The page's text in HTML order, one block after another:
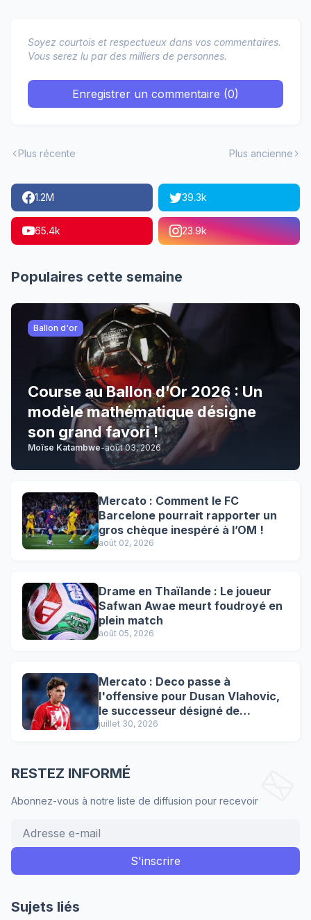
Soyez courtois et respectueux dans vos commentaires.
Vous serez lu par des milliers de personnes.
Enregistrer un commentaire (0)
Plus récente Plus ancienne
1.2M 39.3k
65.4k 23.9k
Populaires cette semaine
Ballon d'or
Course au Ballon d’Or 2026 : Un
modèle mathématique désigne
son grand favori !
Moïse Katambwe-août 03, 2026
Mercato : Comment le FC
Barcelone pourrait rapporter un
gros chèque inespéré à l’OM !
août 02, 2026
Drame en Thaïlande : Le joueur
Safwan Awae meurt foudroyé en
plein match
août 05, 2026
Mercato : Deco passe à
l'offensive pour Dusan Vlahovic,
le successeur désigné de
Lewandowski !
juillet 30, 2026
RESTEZ INFORMÉ
Abonnez-vous à notre liste de diffusion pour recevoir
Sujets liés